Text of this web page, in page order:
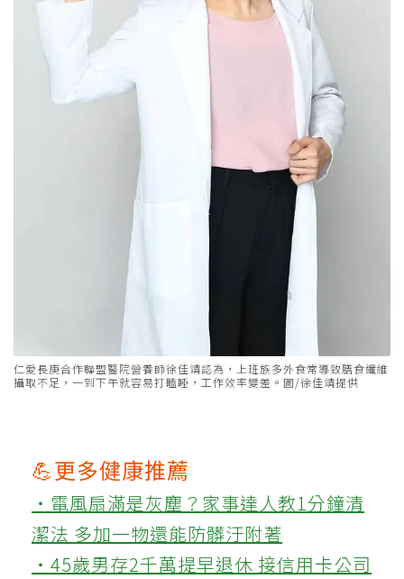
仁愛長庚合作聯盟醫院營養師徐佳靖認為，上班族多外食常導致膳食纖維
攝取不足，一到下午就容易打瞌睡，工作效率變差。圖/徐佳靖提供
💪更多健康推薦
‧電風扇滿是灰塵？家事達人教1分鐘清
潔法 多加一物還能防髒汙附著
‧45歲男存2千萬提早退休 接信用卡公司